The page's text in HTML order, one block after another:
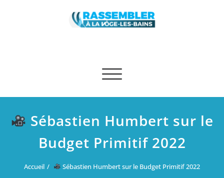
Afficher/masquer la navigation
Sébastien Humbert sur le
Budget Primitif 2022
Accueil Sébastien Humbert sur le Budget Primitif 2022